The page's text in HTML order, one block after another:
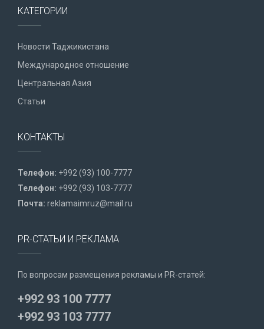
КАТЕГОРИИ
Новости Таджикистана
Международное отношение
Центральная Азия
Статьи
КОНТАКТЫ
Телефон: +992 (93) 100-7777
Телефон: +992 (93) 103-7777
Почта: reklamaimruz@mail.ru
PR-СТАТЬИ И РЕКЛАМА
По вопросам размещения рекламы и PR-статей:
+992 93 100 7777
+992 93 103 7777